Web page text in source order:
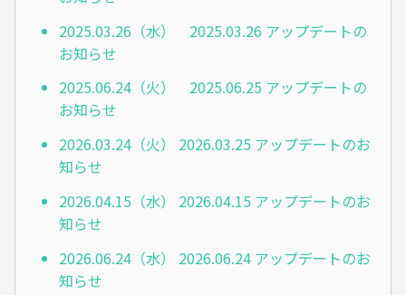
2025.03.26（水） 2025.03.26 アップデートの
お知らせ
2025.06.24（火） 2025.06.25 アップデートの
お知らせ
2026.03.24（火） 2026.03.25 アップデートのお
知らせ
2026.04.15（水） 2026.04.15 アップデートのお
知らせ
2026.06.24（水） 2026.06.24 アップデートのお
知らせ